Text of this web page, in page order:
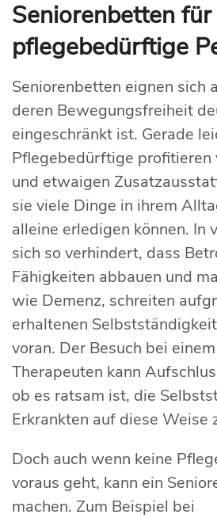
Seniorenbetten für
pflegebedürftige
Seniorenbetten eignen sich
deren Bewegungsfreiheit
eingeschränkt ist. Gerade
Pflegebedürftige profitieren
und etwaigen
sie viele Dinge in ihrem
alleine erledigen können. In
sich so verhindert, dass
Fähigkeiten abbauen und
wie Demenz, schreiten
erhaltenen
voran. Der Besuch bei
Therapeuten kann
ob es ratsam ist, die
Erkrankten auf diese Weise
Doch auch wenn keine
voraus geht, kann ein
machen. Zum Beispiel bei